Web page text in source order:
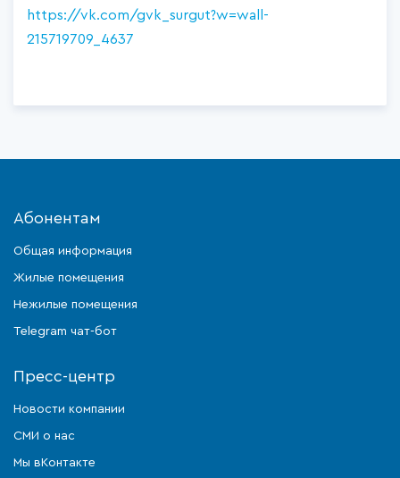
https://vk.com/gvk_surgut?w=wall-
215719709_4637
Абонентам
Общая информация
Жилые помещения
Нежилые помещения
Telegram чат-бот
Пресс-центр
Новости компании
СМИ о нас
Мы вКонтакте